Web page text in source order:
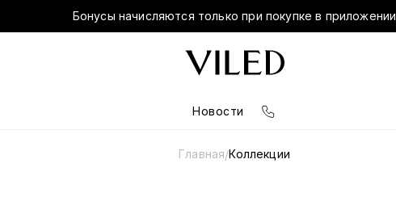
Бонусы начисляются только при покупке в приложении
Новости
Главная/Коллекции